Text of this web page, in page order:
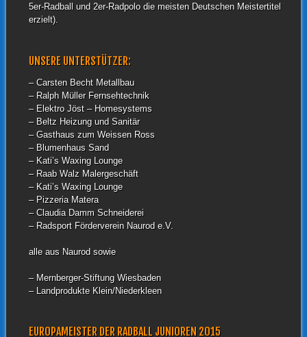
5er-Radball und 2er-Radpolo die meisten Deutschen Meistertitel
erzielt).
UNSERE UNTERSTÜTZER:
– Carsten Becht Metallbau
– Ralph Müller Fernsehtechnik
– Elektro Jöst – Homesystems
– Beltz Heizung und Sanitär
– Gasthaus zum Weissen Ross
– Blumenhaus Sand
– Kati’s Waxing Lounge
– Raab Walz Malergeschäft
– Kati’s Waxing Lounge
– Pizzeria Matera
– Claudia Damm Schneiderei
– Radsport Förderverein Naurod e.V.
alle aus Naurod sowie
– Mernberger-Stiftung Wiesbaden
– Landprodukte Klein/Niederkleen
EUROPAMEISTER DER RADBALL JUNIOREN 2015